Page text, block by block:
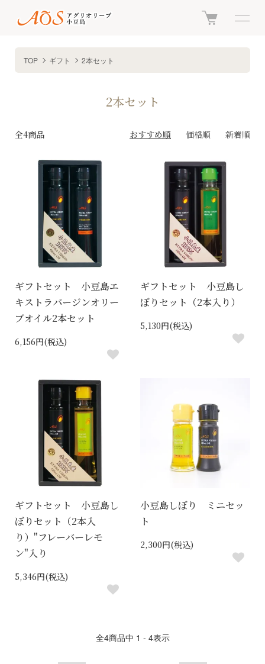
TOP ギフト 2本セット
2本セット
全4商品 おすすめ順 価格順 新着順
ギフトセット 小豆島エ
キストラバージンオリー
ブオイル2本セット
6,156円(税込)
ギフトセット 小豆島し
ぼりセット（2本入り）
5,130円(税込)
ギフトセット 小豆島し
ぼりセット（2本入
り）"フレーバーレモ
ン"入り
5,346円(税込)
小豆島しぼり ミニセッ
ト
2,300円(税込)
全4商品中 1 - 4表示